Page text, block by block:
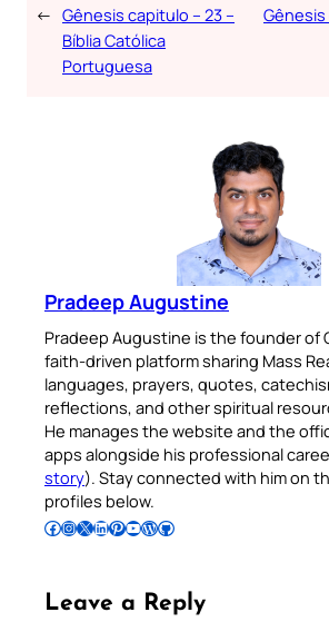
← Gênesis capitulo – 23 –
Bíblia Católica
Portuguesa
Gênesis
Pradeep Augustine
Pradeep Augustine is the founder of
faith-driven platform sharing Mass
languages, prayers, quotes,
reflections, and other spiritual
He manages the website and the
apps alongside his professional
story). Stay connected with him on
profiles below.
Follow Pradeep on Facebook Follow Pradeep on InstagramFollow Pradeep on X Follow Pradeep on LinkedIn Follow Pradeep on Pinterest Subscribe to Pradeep’s Youtube Channel Follow Pradeep on WordPress Follow Pradeep on GitHub
Leave a Reply